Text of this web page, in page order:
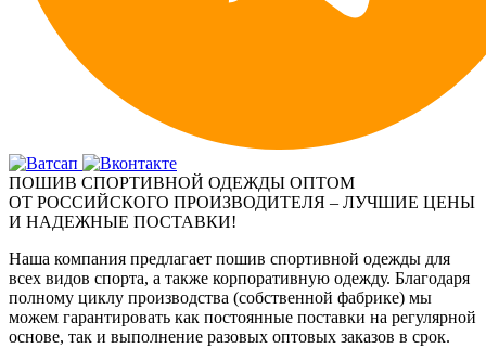
ПОШИВ СПОРТИВНОЙ ОДЕЖДЫ ОПТОМ
ОТ РОССИЙСКОГО ПРОИЗВОДИТЕЛЯ – ЛУЧШИЕ ЦЕНЫ
И НАДЕЖНЫЕ ПОСТАВКИ!
Наша компания предлагает пошив спортивной одежды для
всех видов спорта, а также корпоративную одежду. Благодаря
полному циклу производства (собственной фабрике) мы
можем гарантировать как постоянные поставки на регулярной
основе, так и выполнение разовых оптовых заказов в срок.